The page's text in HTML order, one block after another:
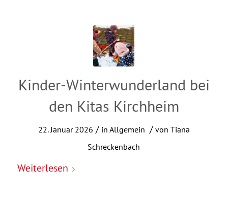
Kinder-Winterwunderland bei
den Kitas Kirchheim
22. Januar 2026 / in Allgemein / von Tiana
Schreckenbach
Weiterlesen